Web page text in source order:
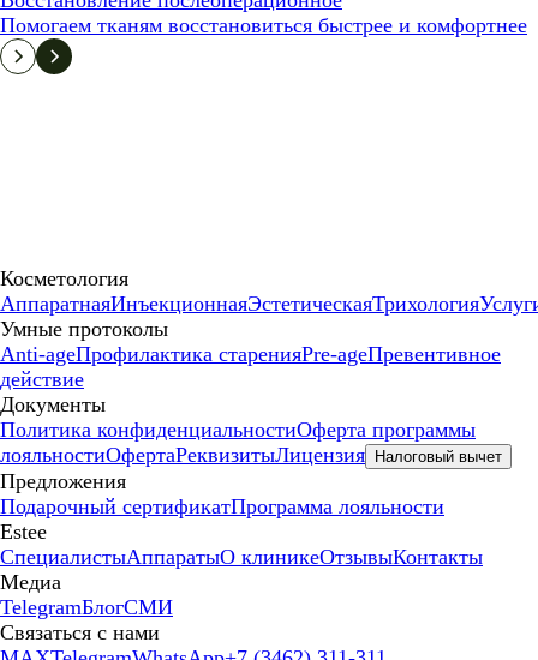
Помогаем тканям восстановиться быстрее и комфортнее
Косметология
АппаратнаяИнъекционнаяЭстетическаяТрихология
Умные протоколы
Anti-ageПрофилактика старенияPre-ageПревентивное
действие
Документы
Политика конфиденциальностиОферта программы
лояльностиОфертаРеквизитыЛицензия Налоговый вычет
Предложения
Подарочный сертификатПрограмма лояльности
Estee
СпециалистыАппаратыО клиникеОтзывыКонтакты
Медиа
TelegramБлогСМИ
Связаться с нами